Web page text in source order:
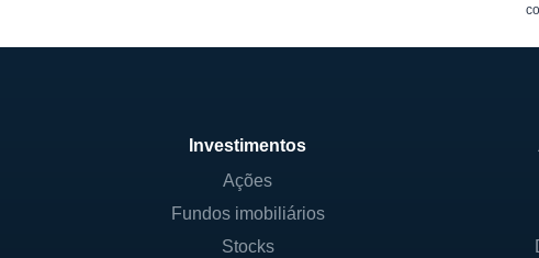
com produtos em diferentes
Nymox explorar várias
A Nymox detém uma presença
empresa também tem buscado
suas oportunidades de mercado.
não apenas validar suas
Investimentos
Ações
Fundos imobiliários
Stocks